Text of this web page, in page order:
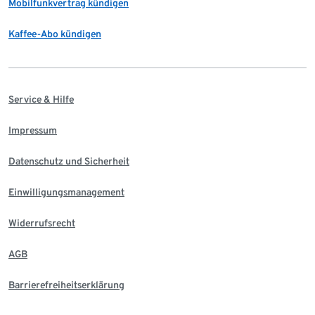
Mobilfunkvertrag kündigen
Kaffee-Abo kündigen
Service & Hilfe
Impressum
Datenschutz und Sicherheit
Einwilligungsmanagement
Widerrufsrecht
AGB
Barrierefreiheitserklärung